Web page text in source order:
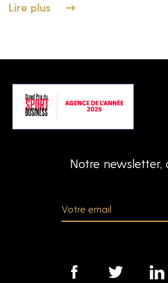
Lire plus
Notre newsletter,